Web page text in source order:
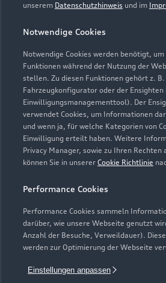
unserem Datenschutzhinweis und im
Notwendige Cookies
Notwendige Cookies werden benötigt,
Funktionen während der Nutzung der
stellen. Zu diesen Funktionen gehört z.
Fahrzeugkonfigurator oder der
Einwilligungsmanagementtool). Der
verwendet Cookies, um Informationen
und wenn ja, für welche Kategorien von
Einwilligung erteilt haben. Weitere
Privacy Manager, sowie zu Ihren
können Sie in unserer Cookie Richtlinie
Performance Cookies
Performance Cookies sammeln
darüber, wie unsere Webseite genutzt
Anzahl der Besuche, Verweildauer). Diese
werden zur Optimierung der Webseite
Einstellungen anpassen
Modelle
Alle Modelle
Modelle vergleichen
Elektromodelle
Plug-in-Hybride
Kaufen & leasen
Gebrauchtwagensuche
Gebrauchtwagen
Finanzierung
Aktionen & Angebote
Service & Zubehör
Audi Services
Garantie
Audi digital services
Kundenservice
Über Audi
Unternehmen